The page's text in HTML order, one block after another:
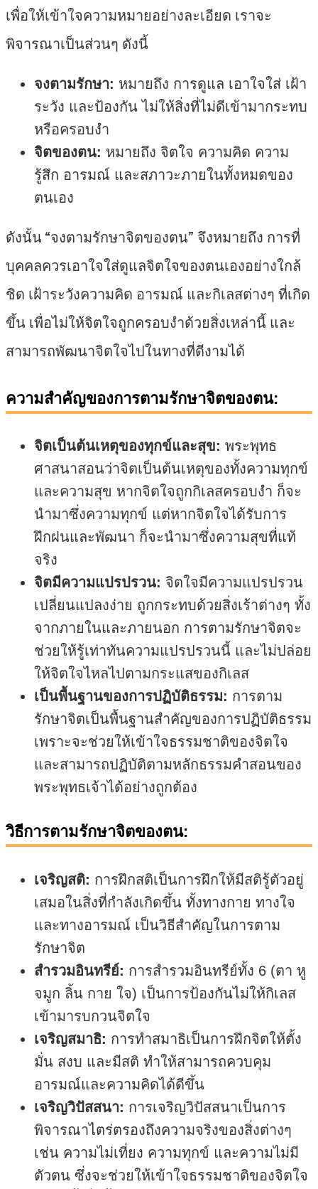
เพื่อให้เข้าใจความหมายอย่างละเอียด เราจะ
พิจารณาเป็นส่วนๆ ดังนี้
จงตามรักษา: หมายถึง การดูแล เอาใจใส่ เฝ้า
ระวัง และป้องกัน ไม่ให้สิ่งที่ไม่ดีเข้ามากระทบ
หรือครอบงำ
จิตของตน: หมายถึง จิตใจ ความคิด ความ
รู้สึก อารมณ์ และสภาวะภายในทั้งหมดของ
ตนเอง
ดังนั้น “จงตามรักษาจิตของตน” จึงหมายถึง การที่
บุคคลควรเอาใจใส่ดูแลจิตใจของตนเองอย่างใกล้
ชิด เฝ้าระวังความคิด อารมณ์ และกิเลสต่างๆ ที่เกิด
ขึ้น เพื่อไม่ให้จิตใจถูกครอบงำด้วยสิ่งเหล่านี้ และ
สามารถพัฒนาจิตใจไปในทางที่ดีงามได้
ความสำคัญของการตามรักษาจิตของตน:
จิตเป็นต้นเหตุของทุกข์และสุข: พระพุทธ
ศาสนาสอนว่าจิตเป็นต้นเหตุของทั้งความทุกข์
และความสุข หากจิตใจถูกกิเลสครอบงำ ก็จะ
นำมาซึ่งความทุกข์ แต่หากจิตใจได้รับการ
ฝึกฝนและพัฒนา ก็จะนำมาซึ่งความสุขที่แท้
จริง
จิตมีความแปรปรวน: จิตใจมีความแปรปรวน
เปลี่ยนแปลงง่าย ถูกกระทบด้วยสิ่งเร้าต่างๆ ทั้ง
จากภายในและภายนอก การตามรักษาจิตจะ
ช่วยให้รู้เท่าทันความแปรปรวนนี้ และไม่ปล่อย
ให้จิตใจไหลไปตามกระแสของกิเลส
เป็นพื้นฐานของการปฏิบัติธรรม: การตาม
รักษาจิตเป็นพื้นฐานสำคัญของการปฏิบัติธรรม
เพราะจะช่วยให้เข้าใจธรรมชาติของจิตใจ
และสามารถปฏิบัติตามหลักธรรมคำสอนของ
พระพุทธเจ้าได้อย่างถูกต้อง
วิธีการตามรักษาจิตของตน:
เจริญสติ: การฝึกสติเป็นการฝึกให้มีสติรู้ตัวอยู่
เสมอในสิ่งที่กำลังเกิดขึ้น ทั้งทางกาย ทางใจ
และทางอารมณ์ เป็นวิธีสำคัญในการตาม
รักษาจิต
สำรวมอินทรีย์: การสำรวมอินทรีย์ทั้ง 6 (ตา หู
จมูก ลิ้น กาย ใจ) เป็นการป้องกันไม่ให้กิเลส
เข้ามารบกวนจิตใจ
เจริญสมาธิ: การทำสมาธิเป็นการฝึกจิตให้ตั้ง
มั่น สงบ และมีสติ ทำให้สามารถควบคุม
อารมณ์และความคิดได้ดีขึ้น
เจริญวิปัสสนา: การเจริญวิปัสสนาเป็นการ
พิจารณาไตร่ตรองถึงความจริงของสิ่งต่างๆ
เช่น ความไม่เที่ยง ความทุกข์ และความไม่มี
ตัวตน ซึ่งจะช่วยให้เข้าใจธรรมชาติของจิตใจ